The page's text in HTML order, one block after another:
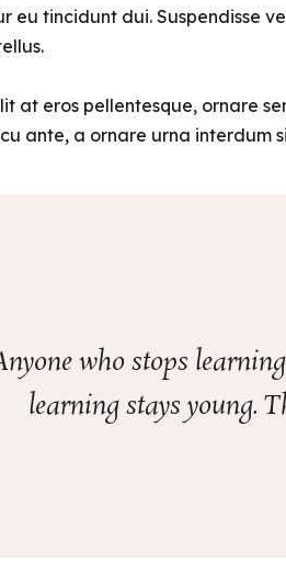
eu tincidunt dui. Suspendisse
at eros pellentesque, ornare
ante, a ornare urna interdum
who stops
learning stays young.